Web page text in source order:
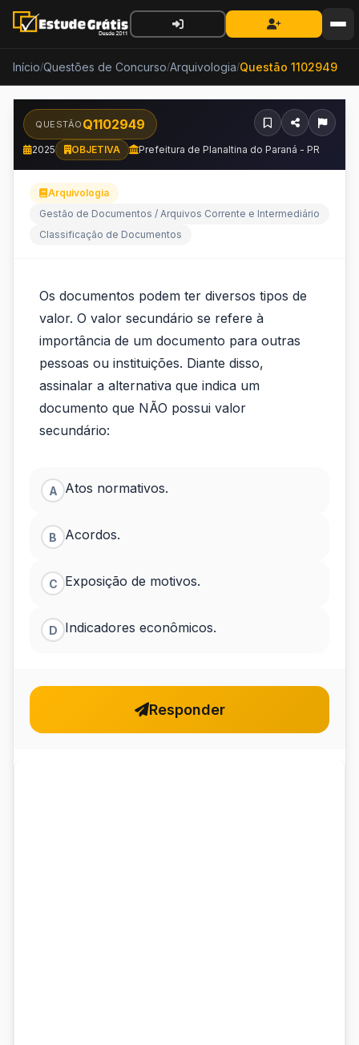
Início/Questões de Concurso/Arquivologia/Questão 1102949
QUESTÃO Q1102949
2025 OBJETIVA Prefeitura de Planaltina do Paraná - PR
Arquivologia
Gestão de Documentos / Arquivos Corrente e Intermediário
Classificação de Documentos
Os
documentos
podem
ter
diversos
tipos
valor.
O
valor...
Os documentos podem ter diversos tipos de
valor. O valor secundário se refere à
importância de um documento para outras
pessoas ou instituições. Diante disso,
assinalar a alternativa que indica um
documento que NÃO possui valor
secundário:
A Atos normativos.
B Acordos.
C Exposição de motivos.
D Indicadores econômicos.
Responder